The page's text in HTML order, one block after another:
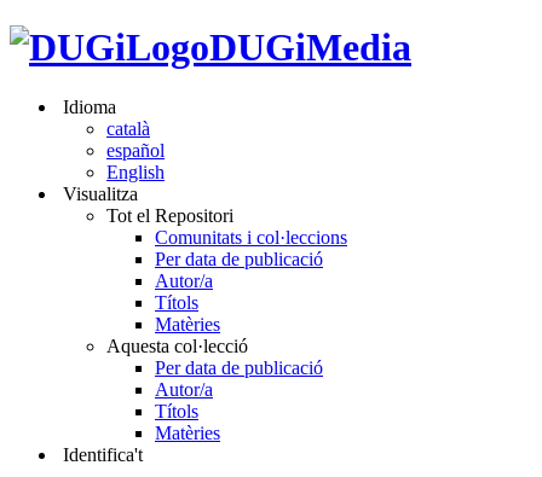
DUGiMedia
Idioma
català
español
English
Visualitza
Tot el Repositori
Comunitats i col·leccions
Per data de publicació
Autor/a
Títols
Matèries
Aquesta col·lecció
Per data de publicació
Autor/a
Títols
Matèries
Identifica't